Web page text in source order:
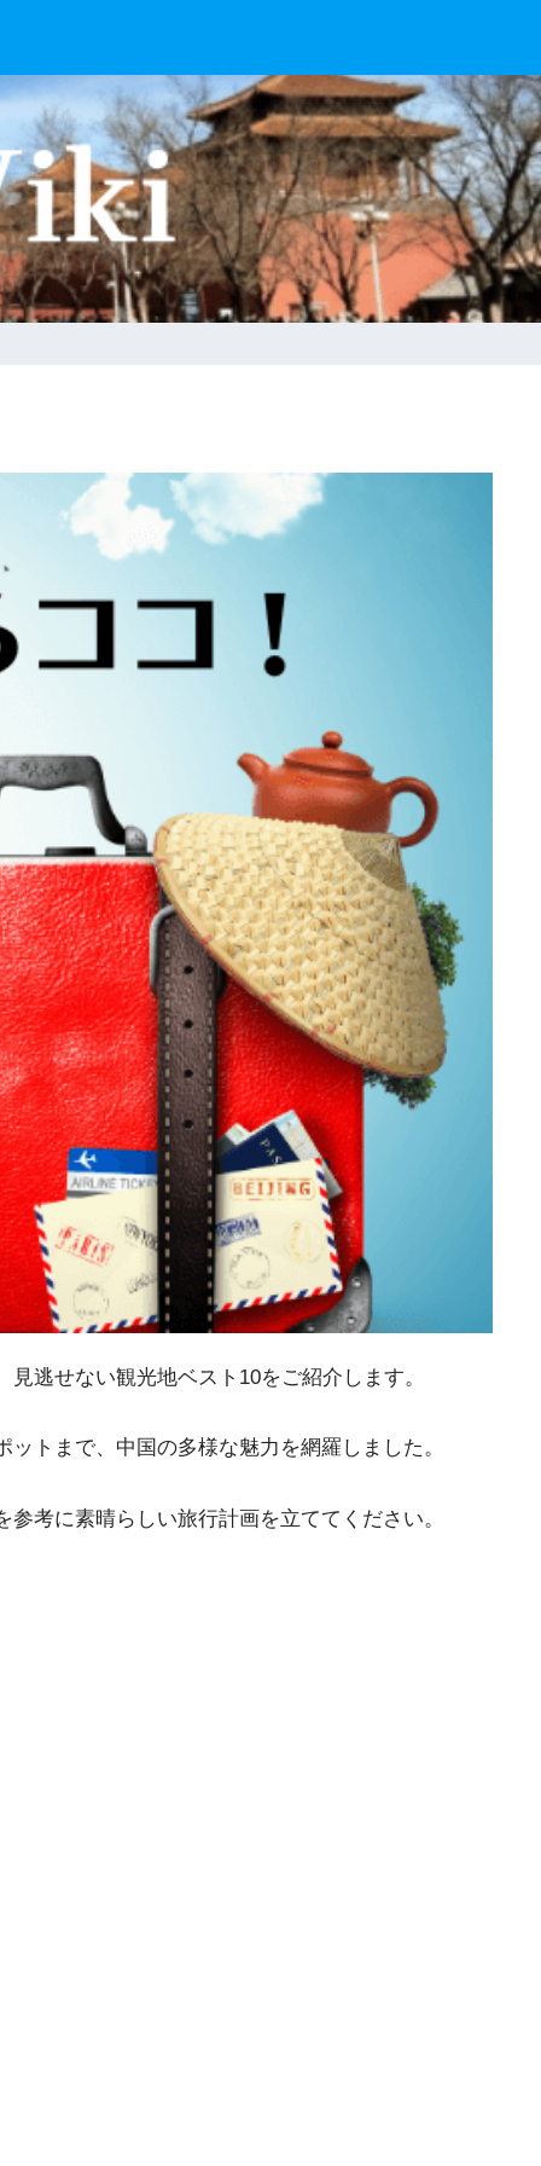
逃せない観光地ベスト10をご紹介します。
トまで、中国の多様な魅力を網羅しました。
考に素晴らしい旅行計画を立ててください。